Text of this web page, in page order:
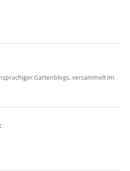
Gartenblogs, versammelt im